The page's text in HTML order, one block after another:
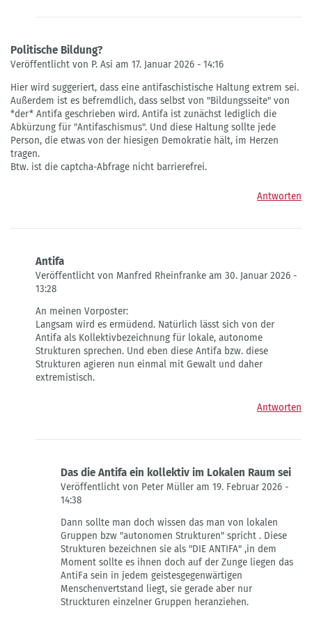
Politische Bildung?
Veröffentlicht von P. Asi am 17. Januar 2026 - 14:16
Hier wird suggeriert, dass eine antifaschistische Haltung extrem sei.
Außerdem ist es befremdlich, dass selbst von "Bildungsseite" von
*der* Antifa geschrieben wird. Antifa ist zunächst lediglich die
Abkürzung für "Antifaschismus". Und diese Haltung sollte jede
Person, die etwas von der hiesigen Demokratie hält, im Herzen
tragen.
Btw. ist die captcha-Abfrage nicht barrierefrei.
Antworten
Antifa
Veröffentlicht von Manfred Rheinfranke am 30. Januar 2026 -
13:28
auf
Politische
Bildung?
von
P.
Asi
An meinen Vorposter:
Langsam wird es ermüdend. Natürlich lässt sich von der
Antifa als Kollektivbezeichnung für lokale, autonome
Strukturen sprechen. Und eben diese Antifa bzw. diese
Strukturen agieren nun einmal mit Gewalt und daher
extremistisch.
Antworten
Das die Antifa ein kollektiv im Lokalen Raum sei
Veröffentlicht von Peter Müller am 19. Februar 2026 -
14:38
auf
Antifa
von
Manfred
Rheinfranke
Dann sollte man doch wissen das man von lokalen
Gruppen bzw "autonomen Strukturen" spricht . Diese
Strukturen bezeichnen sie als "DIE ANTIFA" ,in dem
Moment sollte es ihnen doch auf der Zunge liegen das
AntiFa sein in jedem geistesgegenwärtigen
Menschenvertstand liegt, sie gerade aber nur
Struckturen einzelner Gruppen heranziehen.